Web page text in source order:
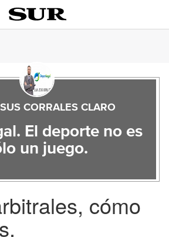
CORRALES CLARO
El deporte no es
un juego.
cómo